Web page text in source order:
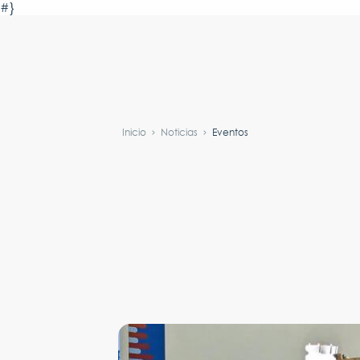
#}
Inicio Noticias Eventos